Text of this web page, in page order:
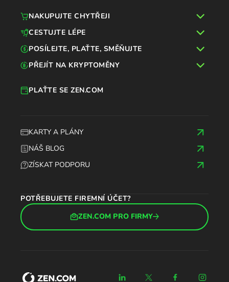
KARTY A PLÁNY
NÁŠ BLOG
ZÍSKAT PODPORU
PLAŤTE SE ZEN.COM
POTŘEBUJETE FIREMNÍ ÚČET?
ZEN.COM PRO FIRMY
NAKUPUJTE CHYTŘEJI
CESTUJTE LÉPE
POSÍLEJTE, PLAŤTE, SMĚŇUJTE
PŘEJÍT NA KRYPTOMĚNY